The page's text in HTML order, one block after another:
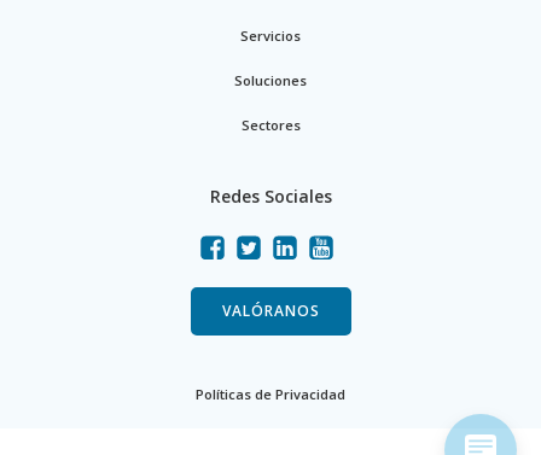
Servicios
Soluciones
Sectores
Redes Sociales
VALÓRANOS
Políticas de Privacidad